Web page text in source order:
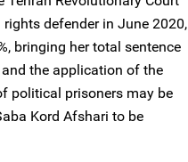
defender in June 2020,
bringing her total sentence
the application of the
political prisoners may be
Kord Afshari to be